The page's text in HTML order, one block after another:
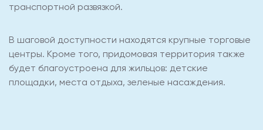
транспортной развязкой.
В шаговой доступности находятся крупные торговые
центры. Кроме того, придомовая территория также
будет благоустроена для жильцов: детские
площадки, места отдыха, зеленые насаждения.